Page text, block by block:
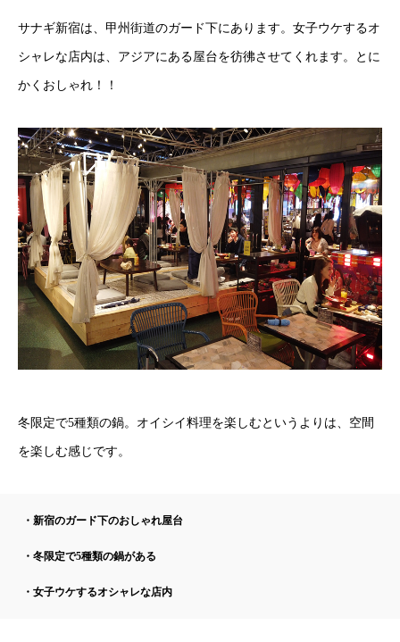
サナギ新宿は、甲州街道のガード下にあります。女子ウケするオ
シャレな店内は、アジアにある屋台を彷彿させてくれます。とに
かくおしゃれ！！
冬限定で5種類の鍋。オイシイ料理を楽しむというよりは、空間
を楽しむ感じです。
・新宿のガード下のおしゃれ屋台
・冬限定で5種類の鍋がある
・女子ウケするオシャレな店内